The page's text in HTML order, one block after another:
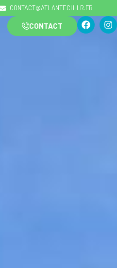
CONTACT@ATLANTECH-LR.FR
CONTACT